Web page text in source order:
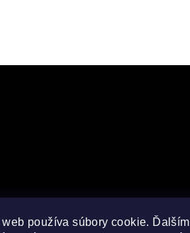
web používa súbory cookie. Ďalším